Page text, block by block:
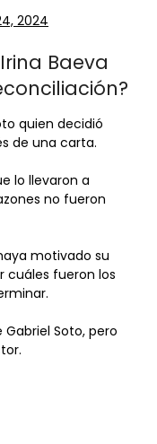
2024
Baeva
quien decidió
de una carta.
lo llevaron a
no fueron
motivado su
cuáles fueron los
Soto, pero